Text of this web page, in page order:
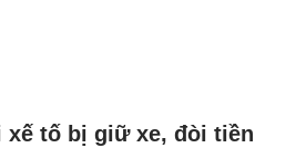
xế tố bị giữ xe, đòi tiền